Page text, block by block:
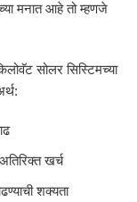
मनात आहे तो म्हणजे
सोलर सिस्टिमच्या
खर्च
शक्यता